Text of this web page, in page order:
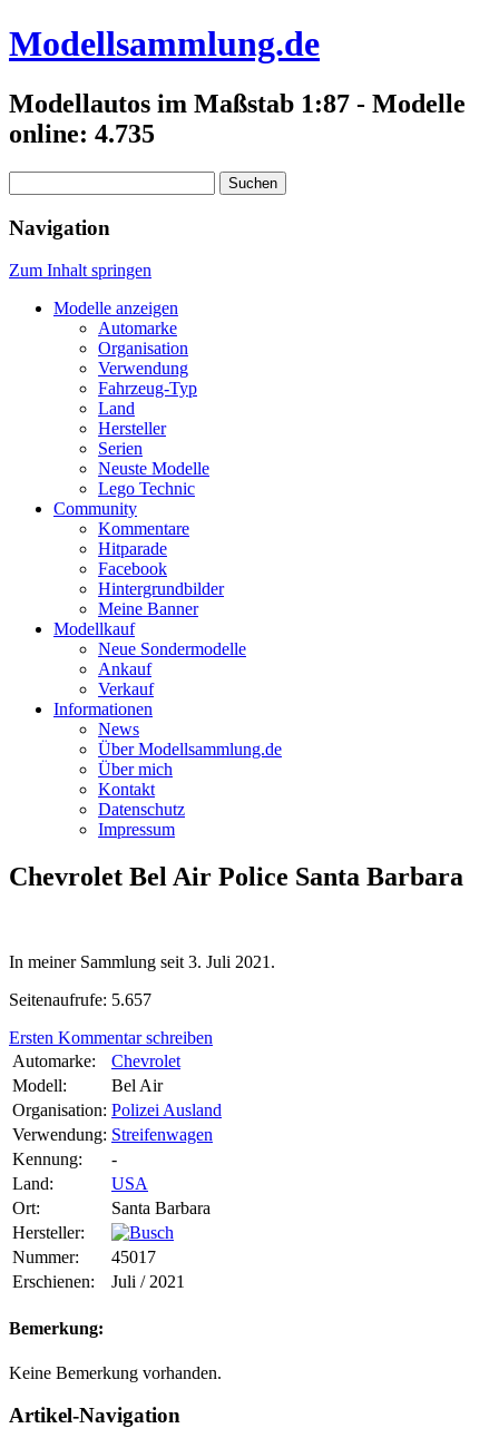
Modellsammlung.de
Modellautos im Maßstab 1:87 - Modelle
online: 4.735
nach:
Navigation
Zum Inhalt springen
Modelle anzeigen
Automarke
Organisation
Verwendung
Fahrzeug-Typ
Land
Hersteller
Serien
Neuste Modelle
Lego Technic
Community
Kommentare
Hitparade
Facebook
Hintergrundbilder
Meine Banner
Modellkauf
Neue Sondermodelle
Ankauf
Verkauf
Informationen
News
Über Modellsammlung.de
Über mich
Kontakt
Datenschutz
Impressum
Chevrolet Bel Air Police Santa Barbara
In meiner Sammlung seit 3. Juli 2021 .
Seitenaufrufe: 5.657
Ersten Kommentar schreiben
Automarke:
Chevrolet
Modell:
Bel Air
Organisation: Polizei Ausland
Verwendung: Streifenwagen
Kennung:
-
Land:
USA
Ort:
Santa Barbara
Hersteller:
Nummer:
45017
Erschienen:
Juli / 2021
Bemerkung:
Keine Bemerkung vorhanden.
Artikel-Navigation